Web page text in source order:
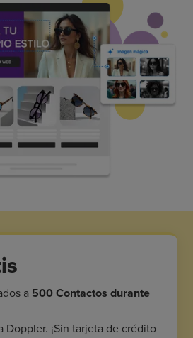
a 500 Contactos durante
Doppler. ¡Sin tarjeta de crédito